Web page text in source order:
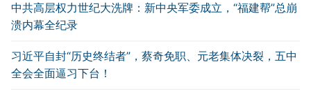
中共高层权力世纪大洗牌：新中央军委成立，“福建帮”总崩
溃内幕全纪录
习近平自封“历史终结者”，蔡奇免职、元老集体决裂，五中
全会全面逼习下台！